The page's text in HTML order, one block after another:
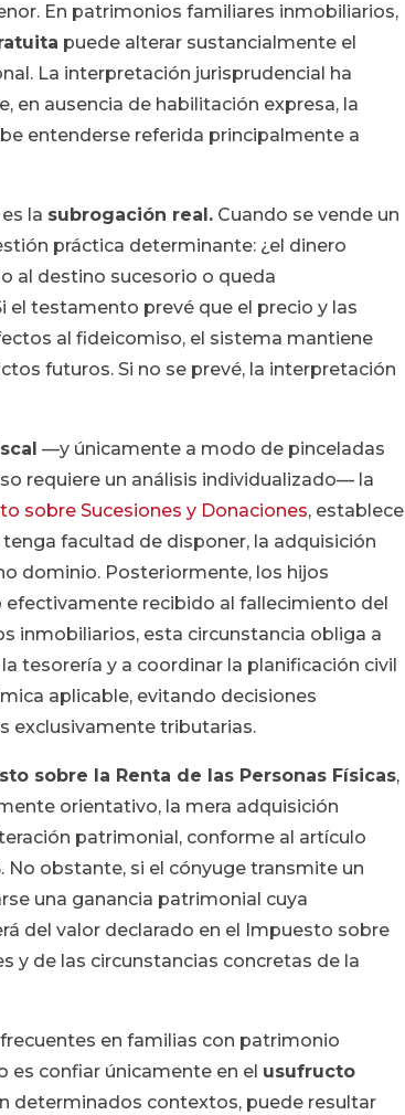
En patrimonios familiares inmobiliarios,
puede alterar sustancialmente el
La interpretación jurisprudencial ha
en ausencia de habilitación expresa, la
entenderse referida principalmente a
la subrogación real. Cuando se vende un
práctica determinante: ¿el dinero
al destino sucesorio o queda
el testamento prevé que el precio y las
al fideicomiso, el sistema mantiene
futuros. Si no se prevé, la interpretación
—y únicamente a modo de pinceladas
requiere un análisis individualizado— la
sobre Sucesiones y Donaciones, establece
facultad de disponer, la adquisición
dominio. Posteriormente, los hijos
recibido al fallecimiento del
inmobiliarios, esta circunstancia obliga a
tesorería y a coordinar la planificación civil
aplicable, evitando decisiones
exclusivamente tributarias.
sobre la Renta de las Personas Físicas,
orientativo, la mera adquisición
patrimonial, conforme al artículo
No obstante, si el cónyuge transmite un
una ganancia patrimonial cuya
del valor declarado en el Impuesto sobre
y de las circunstancias concretas de la
en familias con patrimonio
confiar únicamente en el usufructo
determinados contextos, puede resultar